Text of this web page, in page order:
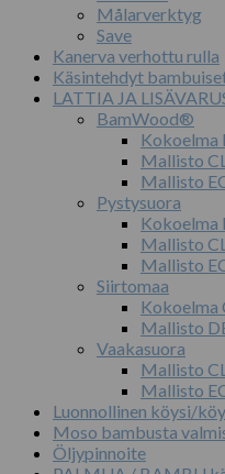
Målarverktyg
Save
Kanerva verhottu rulla
Käsintehdyt
LATTIA JA
BamWood®
Kokoelma
Mallisto
Mallisto
Pystysuora
Kokoelma
Mallisto
Mallisto
Siirtomaa
Kokoelma
Mallisto
Vaakasuora
Mallisto
Mallisto
Luonnollinen köysi/
Moso bambusta
Öljypinnoite